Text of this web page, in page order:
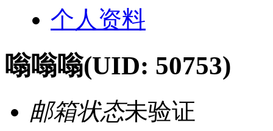
个人资料
嗡嗡嗡(UID: 50753)
邮箱状态未验证